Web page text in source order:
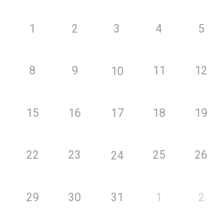
1 2 3 4 5
8 9 10 11 12
15 16 17 18 19
22 23 24 25 26
29 30 31 1 2